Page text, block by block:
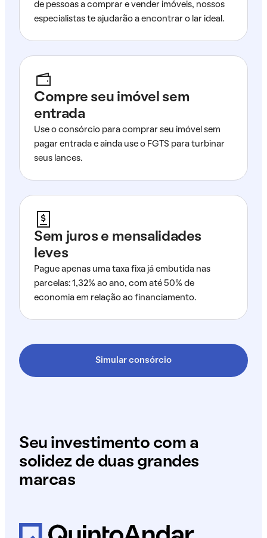
de pessoas a comprar e vender imóveis, nossos
especialistas te ajudarão a encontrar o lar ideal.
Compre seu imóvel sem
entrada
Use o consórcio para comprar seu imóvel sem
pagar entrada e ainda use o FGTS para turbinar
seus lances.
Sem juros e mensalidades
leves
Pague apenas uma taxa fixa já embutida nas
parcelas: 1,32% ao ano, com até 50% de
economia em relação ao financiamento.
Simular consórcio
Seu investimento com a
solidez de duas grandes
marcas